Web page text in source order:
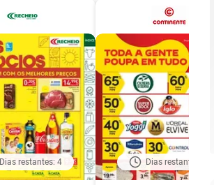
Dias restantes: 4 Dias restantes: 4